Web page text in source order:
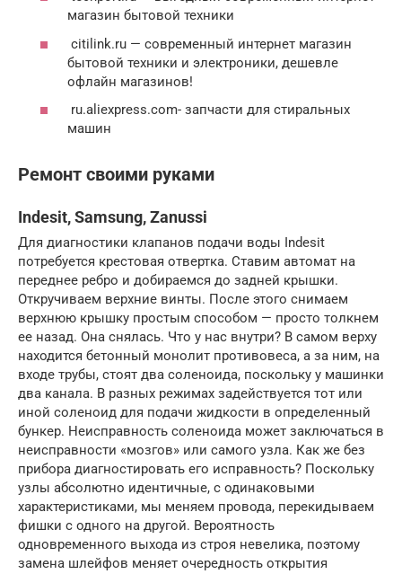
магазин бытовой техники
citilink.ru — современный интернет магазин
бытовой техники и электроники, дешевле
офлайн магазинов!
ru.aliexpress.com- запчасти для стиральных
машин
Ремонт своими руками
Indesit, Samsung, Zanussi
Для диагностики клапанов подачи воды Indesit
потребуется крестовая отвертка. Ставим автомат на
переднее ребро и добираемся до задней крышки.
Откручиваем верхние винты. После этого снимаем
верхнюю крышку простым способом — просто толкнем
ее назад. Она снялась. Что у нас внутри? В самом верху
находится бетонный монолит противовеса, а за ним, на
входе трубы, стоят два соленоида, поскольку у машинки
два канала. В разных режимах задействуется тот или
иной соленоид для подачи жидкости в определенный
бункер. Неисправность соленоида может заключаться в
неисправности «мозгов» или самого узла. Как же без
прибора диагностировать его исправность? Поскольку
узлы абсолютно идентичные, с одинаковыми
характеристиками, мы меняем провода, перекидываем
фишки с одного на другой. Вероятность
одновременного выхода из строя невелика, поэтому
замена шлейфов меняет очередность открытия